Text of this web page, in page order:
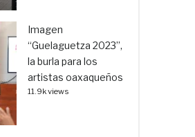
Imagen
“Guelaguetza 2023”,
la burla para los
artistas oaxaqueños
11.9k views